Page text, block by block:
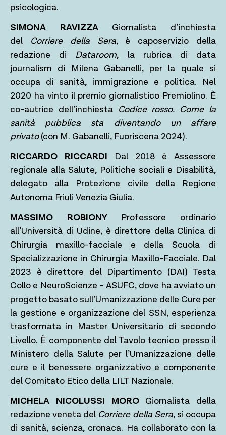
psicologica.
SIMONA RAVIZZA Giornalista d’inchiesta
del Corriere della Sera, è caposervizio della
redazione di Dataroom, la rubrica di data
journalism di Milena Gabanelli, per la quale si
occupa di sanità, immigrazione e politica. Nel
2020 ha vinto il premio giornalistico Premiolino. È
co-autrice dell’inchiesta Codice rosso. Come la
sanità pubblica sta diventando un affare
privato(con M. Gabanelli, Fuoriscena 2024).
RICCARDO RICCARDI Dal 2018 è Assessore
regionale alla Salute, Politiche sociali e Disabilità,
delegato alla Protezione civile della Regione
Autonoma Friuli Venezia Giulia.
MASSIMO ROBIONYProfessore ordinario
all’Università di Udine, è direttore della Clinica di
Chirurgia maxillo-facciale e della Scuola di
Specializzazione in Chirurgia Maxillo-Facciale. Dal
2023 è direttore del Dipartimento (DAI) Testa
Collo e NeuroScienze – ASUFC, dove ha avviato un
progetto basato sull’Umanizzazione delle Cure per
la gestione e organizzazione del SSN, esperienza
trasformata in Master Universitario di secondo
Livello. È componente del Tavolo tecnico presso il
Ministero della Salute per l’Umanizzazione delle
cure e il benessere organizzativo e componente
del Comitato Etico della LILT Nazionale.
MICHELA NICOLUSSI MORO Giornalista della
redazione veneta del Corriere della Sera, si occupa
di sanità, scienza, cronaca. Ha collaborato con la